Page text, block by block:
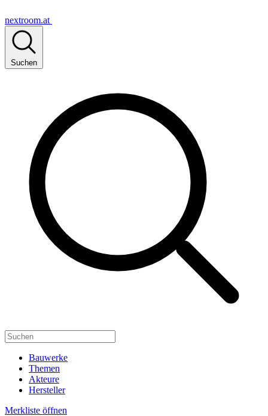
nextroom.at
Suchen
Bauwerke
Themen
Akteure
Hersteller
Merkliste öffnen